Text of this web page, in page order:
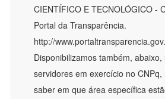
CIENTÍFICO E TECNOLÓGICO -
Portal da Transparência.
http://
Disponibilizamos também,
servidores em exercício no
saber em que área específica